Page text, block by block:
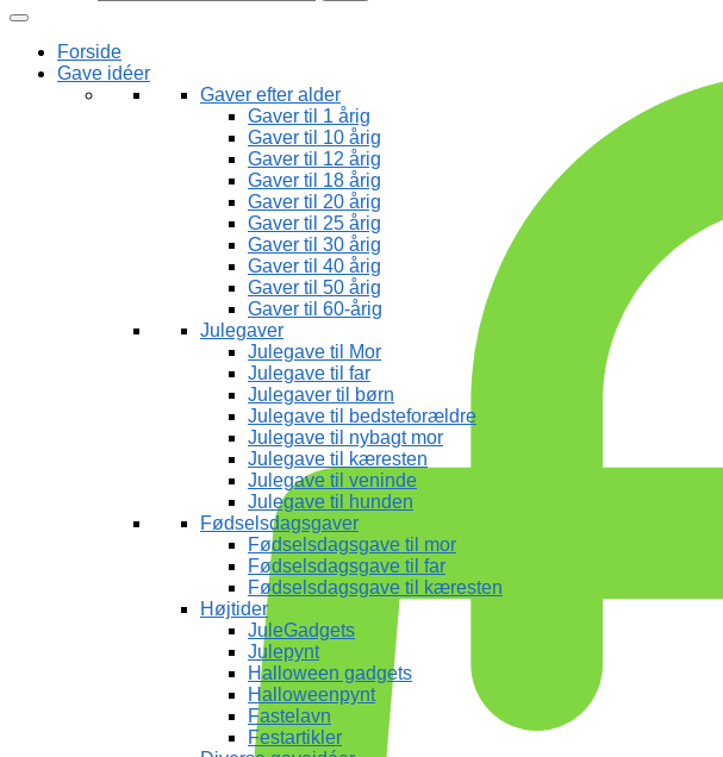
Forside
Gave idéer
Gaver efter alder
Gaver til 1 årig
Gaver til 10 årig
Gaver til 12 årig
Gaver til 18 årig
Gaver til 20 årig
Gaver til 25 årig
Gaver til 30 årig
Gaver til 40 årig
Gaver til 50 årig
Gaver til 60-årig
Julegaver
Julegave til Mor
Julegave til far
Julegaver til børn
Julegave til bedsteforældre
Julegave til nybagt mor
Julegave til kæresten
Julegave til veninde
Julegave til hunden
Fødselsdagsgaver
Fødselsdagsgave til mor
Fødselsdagsgave til far
Fødselsdagsgave til kæresten
Højtider
JuleGadgets
Julepynt
Halloween gadgets
Halloweenpynt
Fastelavn
Festartikler